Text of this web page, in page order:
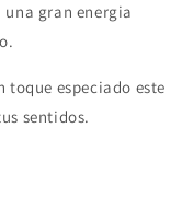
gran energia
toque especiado este
sentidos.